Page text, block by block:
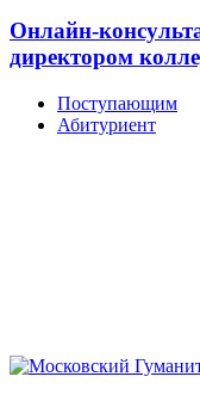
Онлайн-
директором
Поступающим
Абитуриент